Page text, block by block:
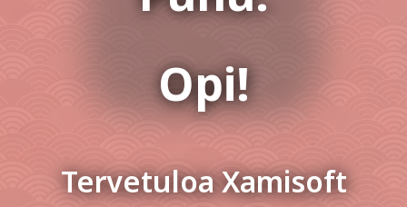
Opi!
Tervetuloa Xamisoft